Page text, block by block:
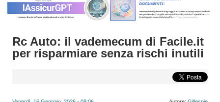
Rc Auto: il vademecum di Facile.it
per risparmiare senza rischi inutili